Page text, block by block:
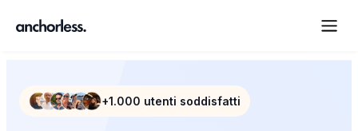
+1.000 utenti soddisfatti